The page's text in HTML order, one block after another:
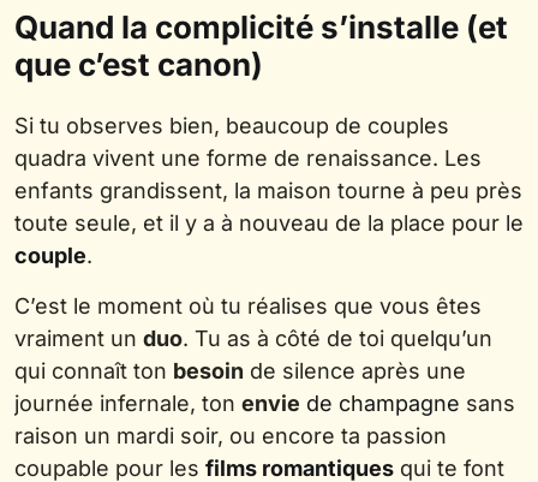
Quand la complicité s’installe (et
que c’est canon)
Si tu observes bien, beaucoup de couples
quadra vivent une forme de renaissance. Les
enfants grandissent, la maison tourne à peu près
toute seule, et il y a à nouveau de la place pour le
couple.
C’est le moment où tu réalises que vous êtes
vraiment un duo. Tu as à côté de toi quelqu’un
qui connaît ton besoin de silence après une
journée infernale, ton envie de champagne sans
raison un mardi soir, ou encore ta passion
coupable pour les films romantiques qui te font